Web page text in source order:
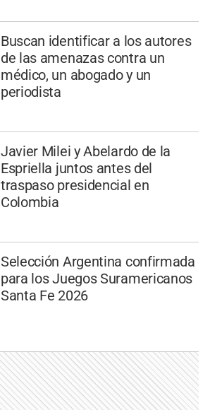
Buscan identificar a los autores
de las amenazas contra un
médico, un abogado y un
periodista
Javier Milei y Abelardo de la
Espriella juntos antes del
traspaso presidencial en
Colombia
Selección Argentina confirmada
para los Juegos Suramericanos
Santa Fe 2026